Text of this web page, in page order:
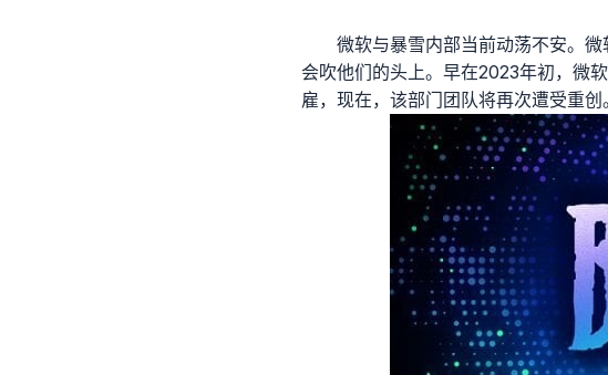
微软与暴雪内部当前动荡不安。
会吹他们的头上。早在2023年初，微
雇，现在，该部门团队将再次遭受重创。